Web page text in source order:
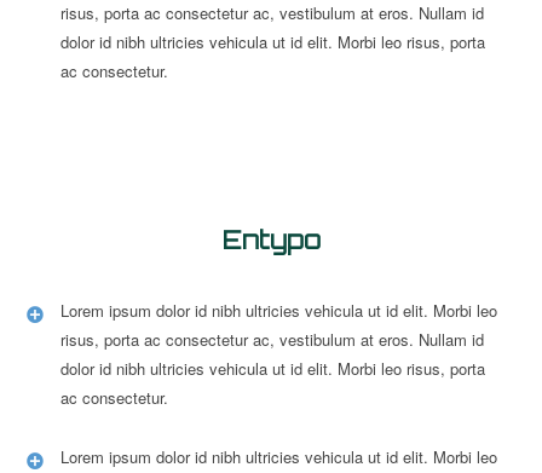
risus, porta ac consectetur ac, vestibulum at eros. Nullam id
dolor id nibh ultricies vehicula ut id elit. Morbi leo risus, porta
ac consectetur.
Entypo
Lorem ipsum dolor id nibh ultricies vehicula ut id elit. Morbi leo
risus, porta ac consectetur ac, vestibulum at eros. Nullam id
dolor id nibh ultricies vehicula ut id elit. Morbi leo risus, porta
ac consectetur.
Lorem ipsum dolor id nibh ultricies vehicula ut id elit. Morbi leo